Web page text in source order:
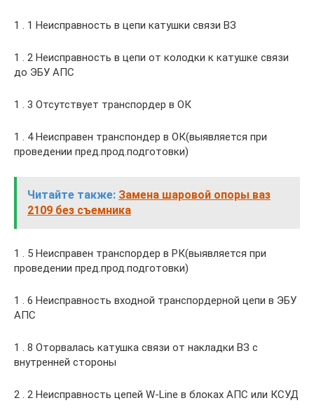
1 . 1 Неисправность в цепи катушки связи ВЗ
1 . 2 Неисправность в цепи от колодки к катушке связи
до ЭБУ АПС
1 . 3 Отсутствует транспордер в ОК
1 . 4 Неисправен транспондер в ОК(выявляется при
проведении пред.прод.подготовки)
Читайте также: Замена шаровой опоры ваз
2109 без съемника
1 . 5 Неисправен транспордер в РК(выявляется при
проведении пред.прод.подготовки)
1 . 6 Неисправность входной транспордерной цепи в ЭБУ
АПС
1 . 8 Оторвалась катушка связи от накладки ВЗ с
внутренней стороны
2 . 2 Неисправность цепей W‑Line в блоках АПС или КСУД